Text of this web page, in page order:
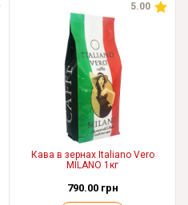
5.00
Кава в зернах Italiano Vero
MILANO 1кг
790.00 грн